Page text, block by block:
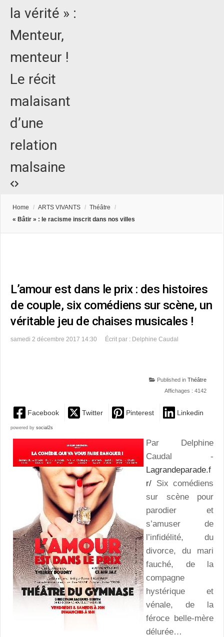
la vérité » :
Menteur,
menteur !
Le récit
malaisant
d’une
relation
malsaine
Home / ARTS VIVANTS / Théâtre
/
« Bâtir » : le racisme inscrit dans nos villes
L’amour est dans le prix : des histoires
de couple, six comédiens sur scène, un
véritable jeu de chaises musicales !
samedi 2 décembre 2017 14:30 Écrit par : Delphine Caudal
Published in Théâtre
Affichages : 4142
Facebook Twitter Pinterest Linkedin
powered by social2s
Par Delphine
Caudal -
Lagrandeparade.f
r/ Six comédiens
sur scène pour
parodier et
s’amuser de
l’infidélité, du
divorce, du mari
fauché, de la
compagne
hystérique et
vénale, de la
féroce belle-mère
délurée…